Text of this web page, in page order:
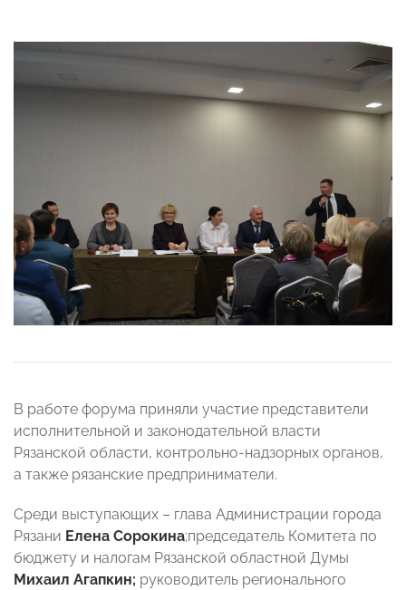
В работе форума приняли участие представители
исполнительной и законодательной власти
Рязанской области, контрольно-надзорных органов,
а также рязанские предприниматели.
Среди выступающих – глава Администрации города
Рязани Елена Сорокина;председатель Комитета по
бюджету и налогам Рязанской областной Думы
Михаил Агапкин; руководитель регионального